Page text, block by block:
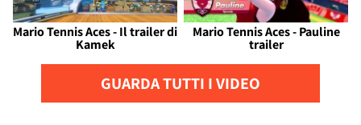
Mario Tennis Aces - Il trailer di
Kamek
Mario Tennis Aces - Pauline
trailer
GUARDA TUTTI I VIDEO